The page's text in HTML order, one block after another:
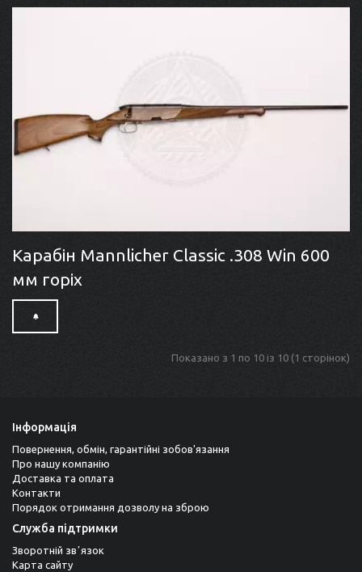
Карабін Mannlicher Classic .308 Win 600
мм горіх
Показано з 1 по 10 із 10 (1 сторінок)
Інформація
Повернення, обмін, гарантійні зобов'язання
Про нашу компанію
Доставка та оплата
Контакти
Порядок отримання дозволу на зброю
Служба підтримки
Зворотній звʼязок
Карта сайту